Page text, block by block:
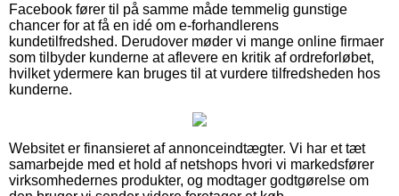
Facebook fører til på samme måde temmelig gunstige
chancer for at få en idé om e-forhandlerens
kundetilfredshed. Derudover møder vi mange online firmaer
som tilbyder kunderne at aflevere en kritik af ordreforløbet,
hvilket ydermere kan bruges til at vurdere tilfredsheden hos
kunderne.
Websitet er finansieret af annonceindtægter. Vi har et tæt
samarbejde med et hold af netshops hvori vi markedsfører
virksomhedernes produkter, og modtager godtgørelse om